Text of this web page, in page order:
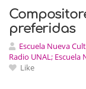
preferidas
Escuela Nueva
Radio UNAL;
Like